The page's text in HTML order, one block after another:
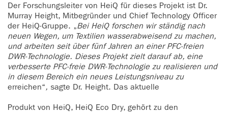
Der Forschungsleiter von HeiQ für dieses Projekt ist Dr.
Murray Height, Mitbegründer und Chief Technology Officer
der HeiQ-Gruppe. „Bei HeiQ forschen wir ständig nach
neuen Wegen, um Textilien wasserabweisend zu machen,
und arbeiten seit über fünf Jahren an einer PFC-freien
DWR-Technologie. Dieses Projekt zielt darauf ab, eine
verbesserte PFC-freie DWR-Technologie zu realisieren und
in diesem Bereich ein neues Leistungsniveau zu
erreichen“, sagte Dr. Height. Das aktuelle
Produkt von HeiQ, HeiQ Eco Dry, gehört zu den